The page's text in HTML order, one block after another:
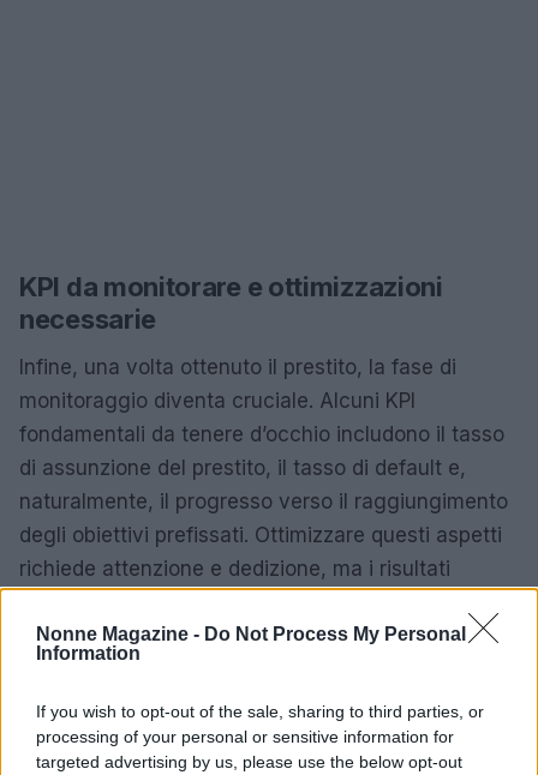
Nonne Magazine - Do Not Process My Personal
Information
If you wish to opt-out of the sale, sharing to third parties, or
processing of your personal or sensitive information for
targeted advertising by us, please use the below opt-out
KPI da monitorare e ottimizzazioni
necessarie
Infine, una volta ottenuto il prestito, la fase di
monitoraggio diventa cruciale. Alcuni KPI
fondamentali da tenere d’occhio includono il tasso
di assunzione del prestito, il tasso di default e,
naturalmente, il progresso verso il raggiungimento
degli obiettivi prefissati. Ottimizzare questi aspetti
richiede attenzione e dedizione, ma i risultati
pensato a come un monitoraggio costante possa
In conclusione, il mondo dei prestiti personali offre
opportunità immense per chi è disposto a prendere